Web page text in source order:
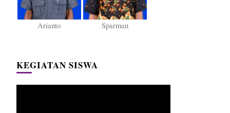
Arianto Sparman
KEGIATAN SISWA